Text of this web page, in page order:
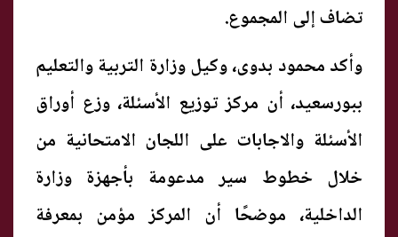
تضاف إلى المجموع.
وأكد محمود بدوى، وكيل وزارة التربية والتعليم
ببورسعيد، أن مركز توزيع الأسئلة، وزع أوراق
الأسئلة والاجابات على اللجان الامتحانية من
خلال خطوط سير مدعومة بأجهزة وزارة
الداخلية، موضحًا أن المركز مؤمن بمعرفة